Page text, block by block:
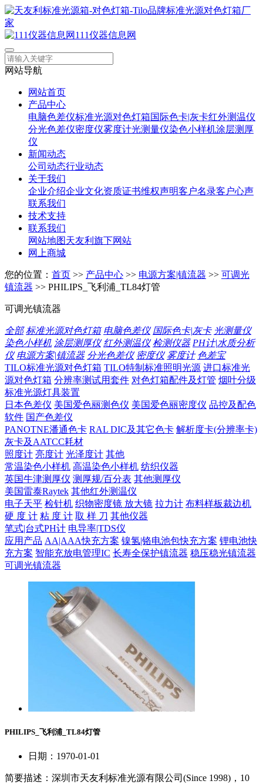
111仪器信息网
网站导航
网站首页
产品中心
电脑色差仪标准光源对色灯箱国际色卡|灰卡红外测温仪
分光色差仪密度仪雾度计光测量仪染色小样机涂层测厚
仪
新闻动态
公司动态行业动态
关于我们
企业介绍企业文化资质证书维权声明客户名录客户心声
联系我们
技术支持
联系我们
网站地图天友利旗下网站
网上商城
您的位置： 首页 >> 产品中心 >> 电源方案|镇流器 >> 可调光
镇流器 >> PHILIPS_飞利浦_TL84灯管
可调光镇流器
全部 标准光源对色灯箱 电脑色差仪 国际色卡|灰卡 光测量仪
染色小样机 涂层测厚仪 红外测温仪 检测仪器 PH计|水质分析
仪 电源方案|镇流器 分光色差仪 密度仪 雾度计 色差宝
TILO标准光源对色灯箱 TILO特制标准照明光源 进口标准光
源对色灯箱 分辨率测试用套件 对色灯箱配件及灯管 烟叶分级
标准光源灯具装置
日本色差仪 美国爱色丽测色仪 美国爱色丽密度仪 品控及配色
软件 国产色差仪
PANOTNE潘通色卡 RAL DIC及其它色卡 解析度卡(分辨率卡)
灰卡及AATCC耗材
照度计 亮度计 光泽度计 其他
常温染色小样机 高温染色小样机 纺织仪器
英国牛津测厚仪 测厚规/百分表 其他测厚仪
美国雷泰Raytek 其他红外测温仪
电子天平 检针机 织物密度镜 放大镜 拉力计 布料样板裁边机
硬 度 计 粘 度 计 取 样 刀 其他仪器
笔式|台式PH计 电导率|TDS仪
应用产品 AA|AAA快充方案 镍氢|铬电池包快充方案 锂电池快
充方案 智能充放电管理IC 长寿全保护镇流器 稳压稳光镇流器
可调光镇流器
PHILIPS_飞利浦_TL84灯管
日期：1970-01-01
简要描述： 深圳市天友利标准光源有限公司(Since 1998)，10